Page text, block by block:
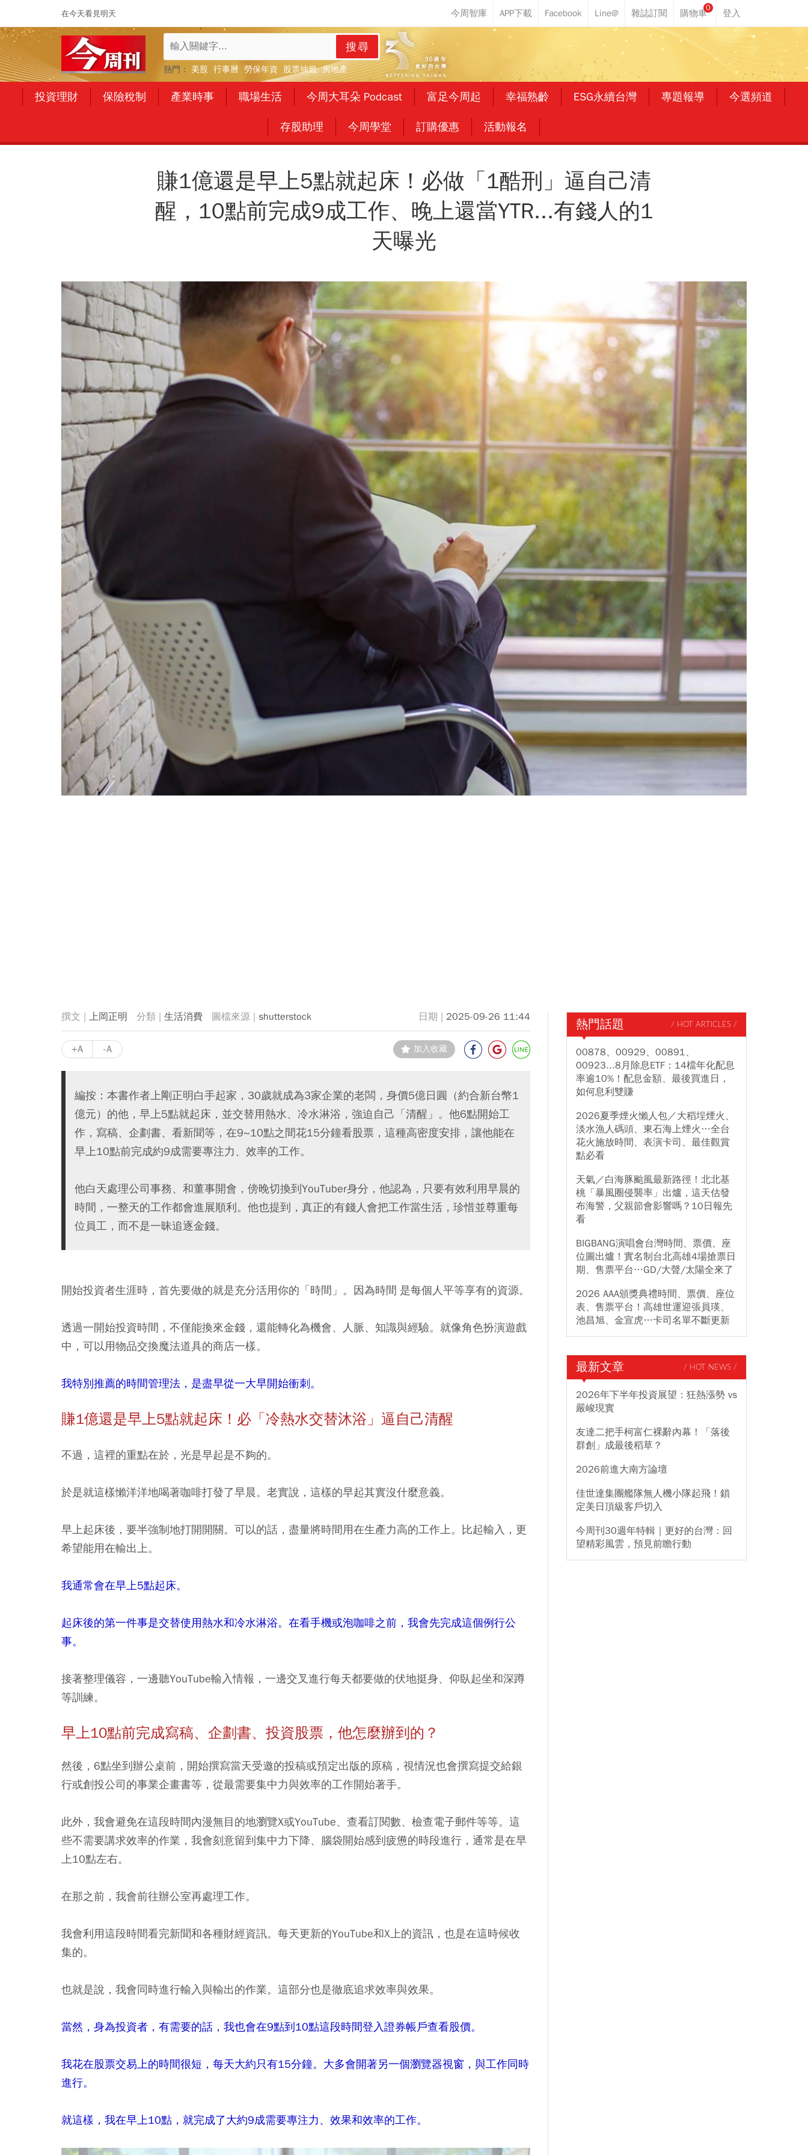
在今天看見明天
0
搜尋
熱門： 美股 行事曆 勞保年資 股票抽籤 房地產
投資理財 保險稅制 產業時事 職場生活 今周大耳朵 Podcast 富足今周起 幸福熟齡 ESG永續台灣 專題報導 今選頻道
存股助理 今周學堂 訂購優惠 活動報名
賺1億還是早上5點就起床！必做「1酷刑」逼自己清
醒，10點前完成9成工作、晚上還當YTR...有錢人的1
天曝光
上岡正明 生活消費 shutterstock 2025-09-26 11:44
+A -A 加入收藏
編按：本書作者上剛正明白手起家，30歲就成為3家企業的老闆，身價5億日圓（約合新台幣1
億元）的他，早上5點就起床，並交替用熱水、冷水淋浴，強迫自己「清醒」。他6點開始工
作，寫稿、企劃書、看新聞等，在9~10點之間花15分鐘看股票，這種高密度安排，讓他能在
早上10點前完成約9成需要專注力、效率的工作。
他白天處理公司事務、和董事開會，傍晚切換到YouTuber身分，他認為，只要有效利用早晨的
時間，一整天的工作都會進展順利。他也提到，真正的有錢人會把工作當生活，珍惜並尊重每
位員工，而不是一昧追逐金錢。
開始投資者生涯時，首先要做的就是充分活用你的「時間」。因為時間 是每個人平等享有的資源。
透過一開始投資時間，不僅能換來金錢，還能轉化為機會、人脈、知識與經驗。就像角色扮演遊戲
中，可以用物品交換魔法道具的商店一樣。
我特別推薦的時間管理法，是盡早從一大早開始衝刺。
賺1億還是早上5點就起床！必「冷熱水交替沐浴」逼自己清醒
不過，這裡的重點在於，光是早起是不夠的。
於是就這樣懶洋洋地喝著咖啡打發了早晨。老實說，這樣的早起其實沒什麼意義。
早上起床後，要半強制地打開開關。可以的話，盡量將時間用在生產力高的工作上。比起輸入，更
希望能用在輸出上。
我通常會在早上5點起床。
起床後的第一件事是交替使用熱水和冷水淋浴。在看手機或泡咖啡之前，我會先完成這個例行公
事。
接著整理儀容，一邊聽YouTube輸入情報，一邊交叉進行每天都要做的伏地挺身、仰臥起坐和深蹲
等訓練。
早上10點前完成寫稿、企劃書、投資股票，他怎麼辦到的？
然後，6點坐到辦公桌前，開始撰寫當天受邀的投稿或預定出版的原稿，視情況也會撰寫提交給銀
行或創投公司的事業企畫書等，從最需要集中力與效率的工作開始著手。
此外，我會避免在這段時間內漫無目的地瀏覽X或YouTube、查看訂閱數、檢查電子郵件等等。這
些不需要講求效率的作業，我會刻意留到集中力下降、腦袋開始感到疲憊的時段進行，通常是在早
上10點左右。
在那之前，我會前往辦公室再處理工作。
我會利用這段時間看完新聞和各種財經資訊。每天更新的YouTube和X上的資訊，也是在這時候收
集的。
也就是說，我會同時進行輸入與輸出的作業。這部分也是徹底追求效率與效果。
當然，身為投資者，有需要的話，我也會在9點到10點這段時間登入證券帳戶查看股價。
我花在股票交易上的時間很短，每天大約只有15分鐘。大多會開著另一個瀏覽器視窗，與工作同時
進行。
就這樣，我在早上10點，就完成了大約9成需要專注力、效果和效率的工作。
熱門話題 / HOT ARTICLES /
00878、00929、00891、
00923...8月除息ETF：14檔年化配息
率逾10%！配息金額、最後買進日，
如何息利雙賺
2026夏季煙火懶人包／大稻埕煙火、
淡水漁人碼頭、東石海上煙火…全台
花火施放時間、表演卡司、最佳觀賞
點必看
天氣／白海豚颱風最新路徑！北北基
桃「暴風圈侵襲率」出爐，這天估發
布海警，父親節會影響嗎？10日報先
看
BIGBANG演唱會台灣時間、票價、座
位圖出爐！實名制台北高雄4場搶票日
期、售票平台…GD/大聲/太陽全來了
2026 AAA頒獎典禮時間、票價、座位
表、售票平台！高雄世運迎張員瑛、
池昌旭、金宣虎…卡司名單不斷更新
最新文章 / HOT NEWS /
2026年下半年投資展望：狂熱漲勢 vs
嚴峻現實
友達二把手柯富仁裸辭內幕！「落後
群創」成最後稻草？
2026前進大南方論壇
佳世達集團艦隊無人機小隊起飛！鎖
定美日頂級客戶切入
今周刊30週年特輯｜更好的台灣：回
望精彩風雲，預見前瞻行動